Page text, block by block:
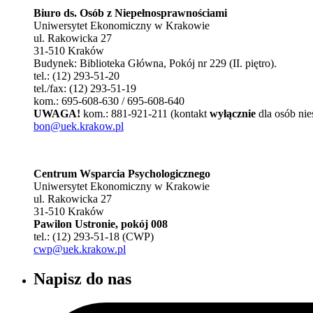
Biuro ds. Osób z Niepełnosprawnościami
Uniwersytet Ekonomiczny w Krakowie
ul. Rakowicka 27
31-510 Kraków
Budynek: Biblioteka Główna, Pokój nr 229 (II. piętro).
tel.: (12) 293-51-20
tel./fax: (12) 293-51-19
kom.: 695-608-630 / 695-608-640
UWAGA! kom.: 881-921-211 (kontaktwyłącznie dla osób
bon@uek.krakow.pl
Centrum Wsparcia Psychologicznego
Uniwersytet Ekonomiczny w Krakowie
ul. Rakowicka 27
31-510 Kraków
Pawilon Ustronie, pokój 008
tel.: (12) 293-51-18 (CWP)
cwp@uek.krakow.pl
Napisz do nas